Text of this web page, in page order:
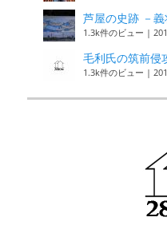
芦屋の史跡 －義
1.3k件のビュー |
毛利氏の筑前侵
1.3k件のビュー |